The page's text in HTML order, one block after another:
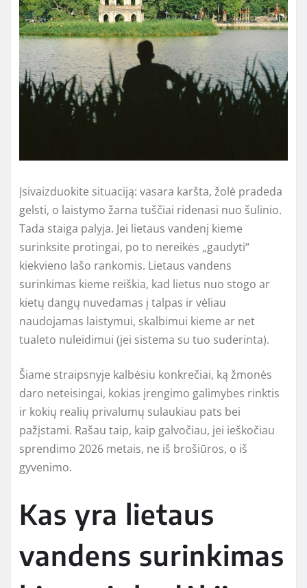
Įsivaizduokite situaciją: vasara karšta, žolė pradeda
gelsti, o laistymo žarna tuščiai ridenasi nuo šulinio.
Tada staiga palyja. Jei lietaus vandenį kieme
surinksite protingai, po to nereikės „gaudyti“
kiekvieno lašo rankomis. Lietaus vandens
surinkimas kieme reiškia, kad lietus nuo stogo ar
kietų dangų nuvedamas į talpas ir vėliau
naudojamas laistymui, skalbimui kieme ar net
tualeto nuleidimui (jei sistema su tuo suderinta).
Šiame straipsnyje kalbėsiu konkrečiai, ką žmonės
daro neteisingai, kokias įrengimo galimybes rinktis
ir kokių realių privalumų sulaukiau pats bei
pažįstami. Rašau taip, kaip galvočiau, jei ieškočiau
sprendimo 2026 metais, ne iš brošiūros, o iš
gyvenimo.
Kas yra lietaus
vandens surinkimas